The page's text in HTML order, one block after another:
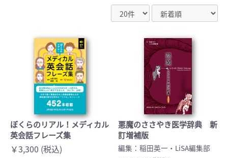
医学一般(91) マルチメディア(0)
ぼくらのリアル！メディカル
英会話フレーズ集
￥3,300 (税込)
悪魔のささやき医学辞典 新
訂増補版
編集：稲田英一・LiSA編集部